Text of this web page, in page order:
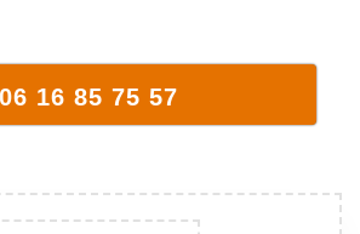
06 16 85 75 57